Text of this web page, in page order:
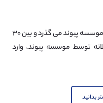
هشت سال از تأسیس موسسه پیوند می گذرد و بین ۳۰
توسط موسسه پیوند، وارد
بدانید